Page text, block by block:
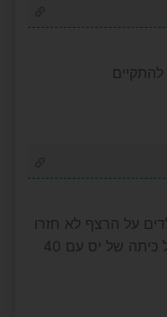
על הרצף לא חזרו
לפעילות כיתה של 8 ילדים לא אבל כיתה של יס עם 40